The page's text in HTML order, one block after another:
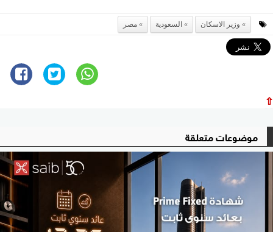
وزير الاسكان السعودية مصر
⇧
موضوعات متعلقة